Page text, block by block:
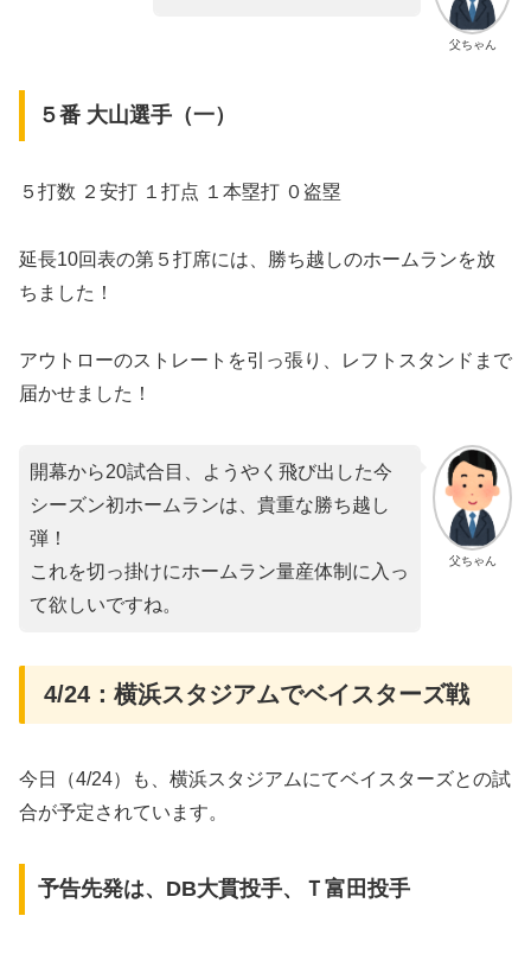
父ちゃん
５番 大山選手（一）
５打数 ２安打 １打点 １本塁打 ０盗塁
延長10回表の第５打席には、勝ち越しのホームランを放
ちました！
アウトローのストレートを引っ張り、レフトスタンドまで
届かせました！
父ちゃん
開幕から20試合目、ようやく飛び出した今
シーズン初ホームランは、貴重な勝ち越し
弾！
これを切っ掛けにホームラン量産体制に入っ
て欲しいですね。
4/24：横浜スタジアムでベイスターズ戦
今日（4/24）も、横浜スタジアムにてベイスターズとの試
合が予定されています。
予告先発は、DB大貫投手、Ｔ富田投手